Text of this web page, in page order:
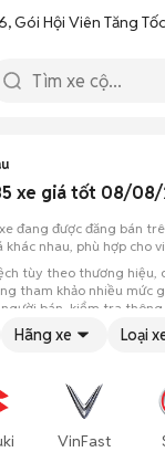
Gói Hội Viên Tăng
xe giá tốt 08/
đang được đăng bán
nhau, phù hợp cho
tùy theo thương
tham khảo nhiều mức
bán, kiểm tra
Hãng xe Loại
VinFast